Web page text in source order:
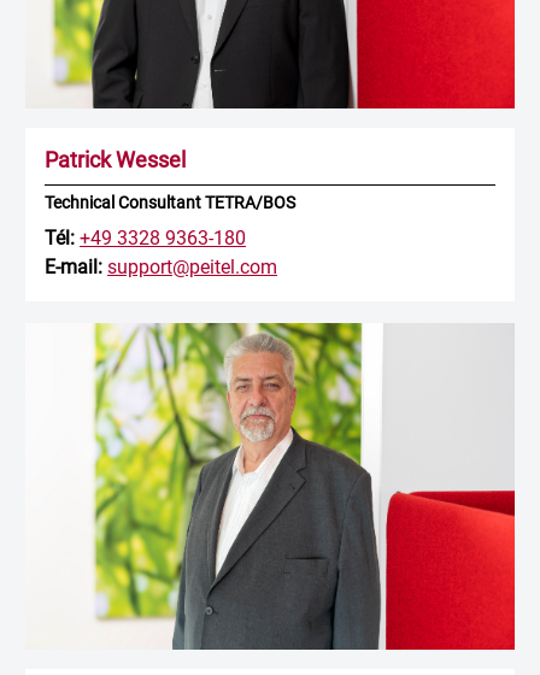
Patrick Wessel
Technical Consultant TETRA/BOS
Tél: +49 3328 9363-180
E-mail: support@peitel.com